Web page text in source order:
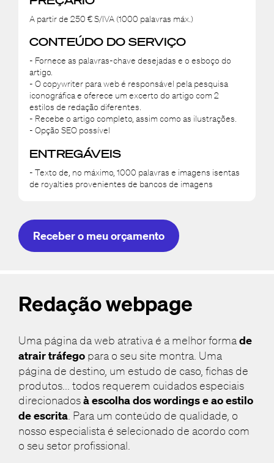
A partir de 250 € S/IVA (1000 palavras máx.)
CONTEÚDO DO SERVIÇO
- Fornece as palavras-chave desejadas e o esboço do
artigo.
- O copywriter para web é responsável pela pesquisa
iconográfica e oferece um excerto do artigo com 2
estilos de redação diferentes.
- Recebe o artigo completo, assim como as ilustrações.
- Opção SEO possível
ENTREGÁVEIS
- Texto de, no máximo, 1000 palavras e imagens isentas
de royalties provenientes de bancos de imagens
Receber o meu orçamento
Redação webpage
Uma página da web atrativa é a melhor forma de
atrair tráfego para o seu site montra. Uma
página de destino, um estudo de caso, fichas de
produtos... todos requerem cuidados especiais
direcionadosà escolha dos wordings e ao estilo
de escrita. Para um conteúdo de qualidade, o
nosso especialista é selecionado de acordo com
o seu setor profissional.